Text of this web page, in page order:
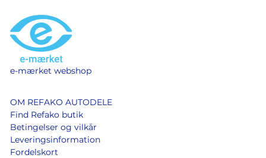
e-mærket webshop
OM REFAKO AUTODELE
Find Refako butik
Betingelser og vilkår
Leveringsinformation
Fordelskort